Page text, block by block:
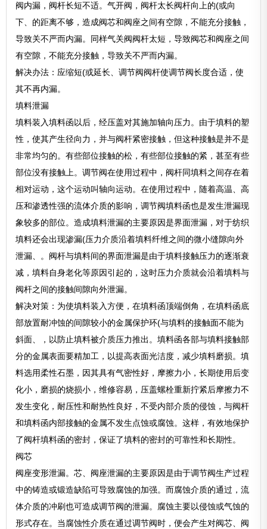
阀内漏，阀杆长短不适。气开阀，阀杆太长阀杆向上的(或向
下、的距离不够，造成阀芯和阀座之间有空隙，不能充分接触，
导致关不严而内漏。同样气关阀阀杆太短，导致阀芯和阀座之间
有空隙，不能充分接触，导致关不严而内漏。
解决办法：应缩短(或延长、调节阀阀杆使调节阀长度合适，使
其不再内漏。
填料泄漏
填料装入填料函以后，经压盖对其施加轴向压力。由于填料的塑
性，使其产生径向力，并与阀杆紧密接触，但这种接触是并不是
非常均匀的。有些部位接触的松，有些部位接触的紧，甚至有些
部位没有接触上。调节阀在使用过程中，阀杆同填料之间存在着
相对运动，这个运动叫轴向运动。在使用过程中，随着高温、高
压和渗透性强的流体介质的影响，调节阀填料函也是发生泄漏现
象较多的部位。造成填料泄漏的主要原因是界面泄漏，对于纺织
填料还会出现渗漏(压力介质沿着填料纤维之间的微小缝隙向外
泄漏、。阀杆与填料间的界面泄漏是由于填料接触压力的逐渐衰
减，填料自身老化等原因引起的，这时压力介质就会沿着填料与
阀杆之间的接触间隙向外泄漏。
解决对策：为使填料装入方便，在填料函顶端倒角，在填料函底
部放置耐冲蚀的间隙较小的金属保护环(与填料的接触面不能为
斜面、，以防止填料被介质压力推出。填料函各部与填料接触部
分的金属表面要精加工，以提高表面光洁度，减少填料磨损。填
料选用柔性石墨，因其具有气密性好，摩擦力小，长期使用后变
化小，磨损的烧损小，维修容易，压盖螺栓重新拧紧后摩擦力不
发生变化，耐压性和耐热性良好，不受内部介质的侵蚀，与阀杆
和填料函内部接触的金属不发生点蚀或腐蚀。这样，有效地保护
了阀杆填料函的密封，保证了填料的密封的可靠性和长期性。
阀芯
阀座变形泄漏。芯、阀座泄漏的主要原因是由于调节阀生产过程
中的铸造或锻造缺陷可导致腐蚀的加强。而腐蚀介质的通过，流
体介质的冲刷也可造成调节阀的泄漏。腐蚀主要以侵蚀或气蚀的
形式存在。当腐蚀性介质在通过调节阀时，便会产生对阀芯、阀